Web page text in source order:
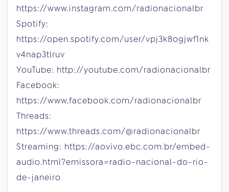
https://www.instagram.com/radionacionalbr
Spotify:
https://open.spotify.com/user/vpj3k8ogjwf1nk
v4nap3tlruv
YouTube: http://youtube.com/radionacionalbr
Facebook:
https://www.facebook.com/radionacionalbr
Threads:
https://www.threads.com/@radionacionalbr
Streaming: https://aovivo.ebc.com.br/embed-
audio.html?emissora=radio-nacional-do-rio-
de-janeiro